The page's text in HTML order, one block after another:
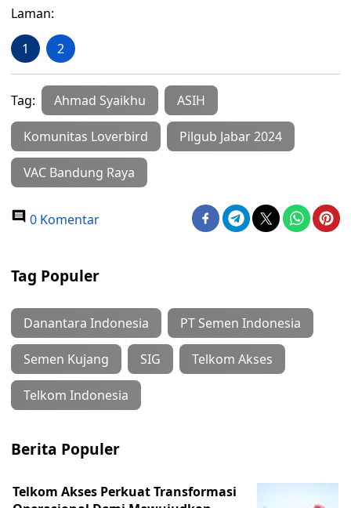
Laman:
1 2
Tag: Ahmad Syaikhu ASIH
Komunitas Loverbird Pilgub Jabar 2024
VAC Bandung Raya
0 Komentar
Tag Populer
Danantara Indonesia PT Semen Indonesia
Semen Kujang SIG Telkom Akses
Telkom Indonesia
Berita Populer
Telkom Akses Perkuat Transformasi